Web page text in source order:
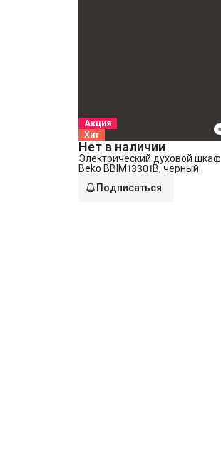
Акция
Хит
Нет в наличии
Электрический духовой шкаф
Beko BBIM13301B, черный
Подписаться